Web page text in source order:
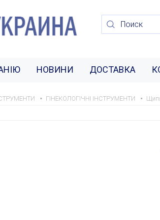
НОВИНИ ДОСТАВКА
ГІНЕКОЛОГІЧНІ ІНСТРУМЕНТИ